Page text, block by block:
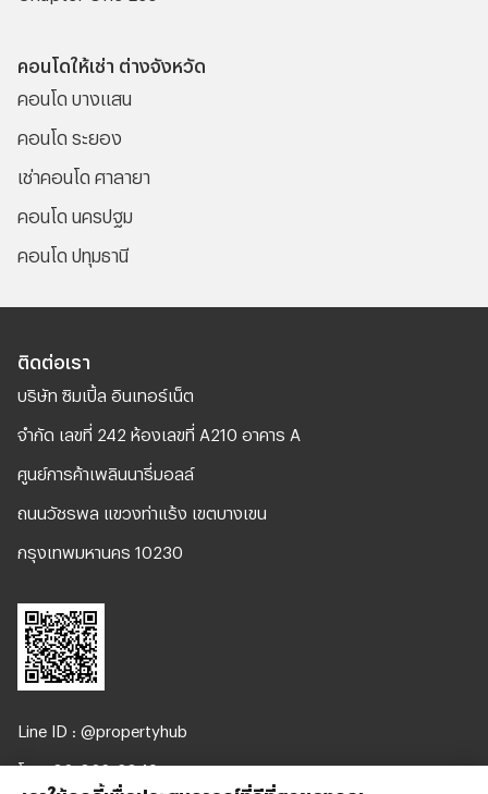
คอนโดให้เช่า ต่างจังหวัด
คอนโด บางแสน
คอนโด ระยอง
เช่าคอนโด ศาลายา
คอนโด นครปฐม
คอนโด ปทุมธานี
ติดต่อเรา
บริษัท ซิมเปิ้ล อินเทอร์เน็ต
จํากัด เลขที่ 242 ห้องเลขที่ A210 อาคาร A
ศูนย์การค้าเพลินนารี่มอลล์
ถนนวัชรพล แขวงท่าแร้ง เขตบางเขน
กรุงเทพมหานคร 10230
Line ID : @propertyhub
โทร. 02-026-3049